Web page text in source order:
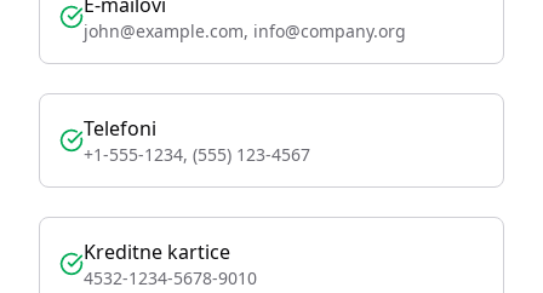
john@example.com, info@company.org
Telefoni
+1-555-1234, (555) 123-4567
Kreditne kartice
4532-1234-5678-9010